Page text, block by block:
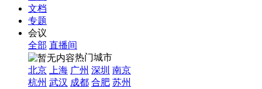
文档
专题
会议
全部 直播间
热门城市
北京
上海 广州 深圳 南京
杭州 武汉 成都 合肥 苏州